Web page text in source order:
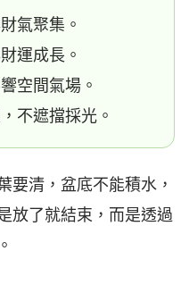
氣聚集。
運成長。
空間氣場。
不遮擋採光。
要清，盆底不能積水，
放了就結束，而是透過